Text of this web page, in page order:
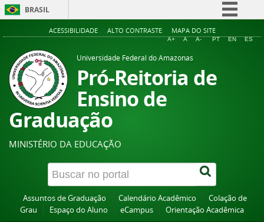
BRASIL
Simplifique!
Acesso à informação
ACESSIBILIDADE ALTO CONTRASTE MAPA DO SITE
A+ A A- PT EN ES
Universidade Federal do Amazonas
Pró-Reitoria de
Ensino de
Graduação
MINISTÉRIO DA EDUCAÇÃO
Assuntos de Graduação Calendário Acadêmico
Colação de
Grau
Espaço do Aluno eCampus Orientação Acadêmica